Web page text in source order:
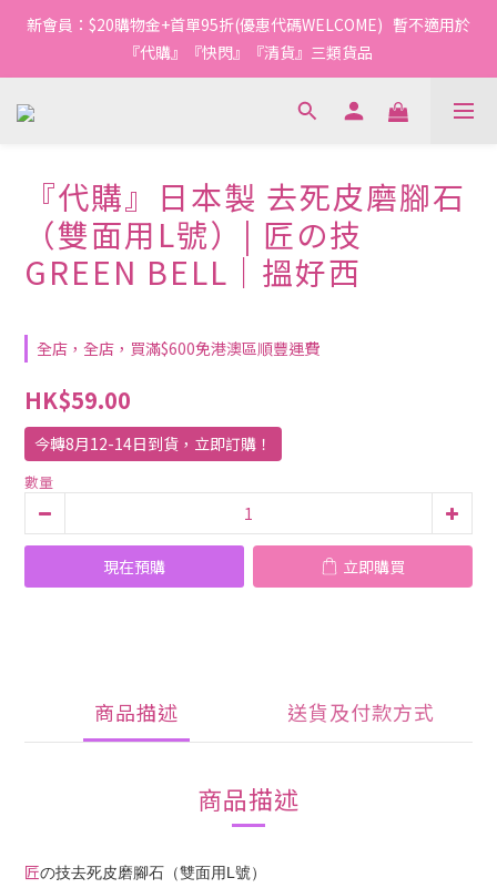
新會員：$20購物金+首單95折(優惠代碼WELCOME)   暫不適用於
『代購』『快閃』『清貨』三類貨品
『代購』日本製 去死皮磨腳石
（雙面用L號）| 匠の技
GREEN BELL｜搵好西
全店，全店，買滿$600免港澳區順豐運費
HK$59.00
今轉8月12-14日到貨，立即訂購！
數量
現在預購 立即購買
商品描述 送貨及付款方式
商品描述
匠の技去死皮磨腳石（雙面用L號）